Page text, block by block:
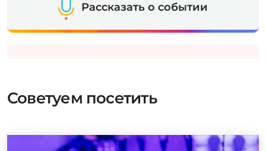
Рассказать о событии
Советуем посетить